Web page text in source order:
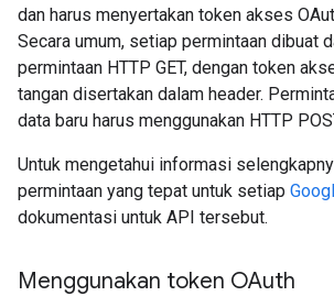
dan harus menyertakan token akses
Secara umum, setiap permintaan dibuat
permintaan HTTP GET, dengan token
tangan disertakan dalam header.
data baru harus menggunakan HTTP
Untuk mengetahui informasi
permintaan yang tepat untuk setiap
dokumentasi untuk API tersebut.
Menggunakan token OAuth